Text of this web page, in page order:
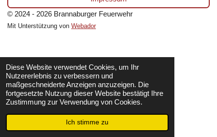
Diese Website verwendet Cookies, um Ihr
Nutzererlebnis zu verbessern und
maßgeschneiderte Anzeigen anzuzeigen. Die
fortgesetzte Nutzung dieser Website bestätigt Ihre
Zustimmung zur Verwendung von Cookies.
Ich stimme zu
© 2024 - 2026 Brannaburger Feuerwehr
Mit Unterstützung von Webador